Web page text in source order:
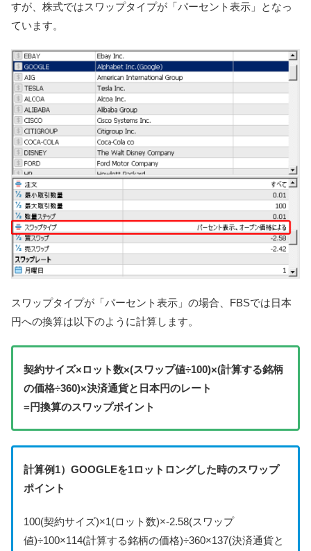
すが、株式ではスワップタイプが「パーセント表示」となっ
ています。
スワップタイプが「パーセント表示」の場合、FBSでは日本
円への換算は以下のように計算します。
契約サイズ×ロット数×(スワップ値÷100)×(計算する銘柄
の価格÷360)×決済通貨と日本円のレート
=円換算のスワップポイント
計算例1）GOOGLEを1ロットロングした時のスワップ
ポイント
100(契約サイズ)×1(ロット数)×-2.58(スワップ
値)÷100×114(計算する銘柄の価格)÷360×137(決済通貨と